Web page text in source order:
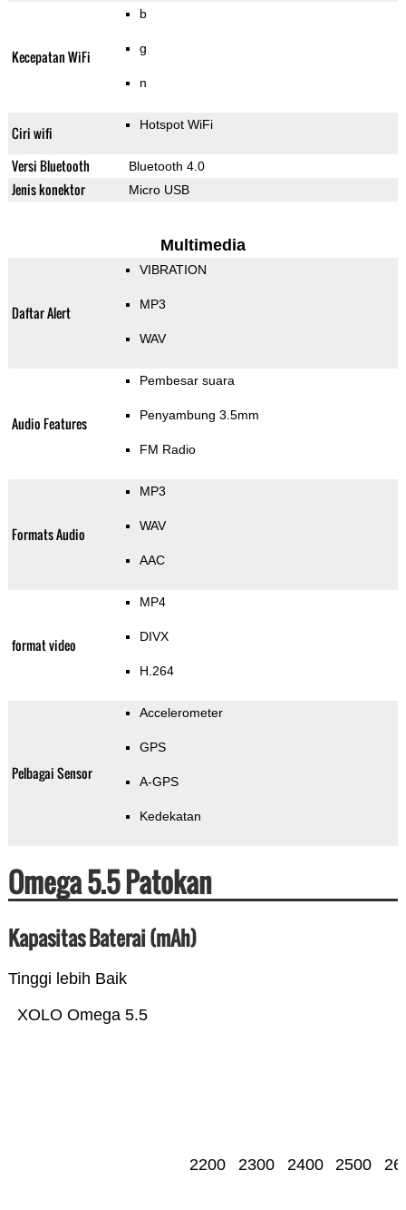
Kecepatan WiFi
b
g
n
Ciri wifi Hotspot WiFi
Versi Bluetooth Bluetooth 4.0
Jenis konektor Micro USB
Multimedia
Daftar Alert
VIBRATION
MP3
WAV
Audio Features
Pembesar suara
Penyambung 3.5mm
FM Radio
Formats Audio
MP3
WAV
AAC
format video
MP4
DIVX
H.264
Pelbagai Sensor
Accelerometer
GPS
A-GPS
Kedekatan
Omega 5.5 Patokan
Kapasitas Baterai (mAh)
Tinggi lebih Baik
XOLO Omega 5.5
2200 2300 2400 2500